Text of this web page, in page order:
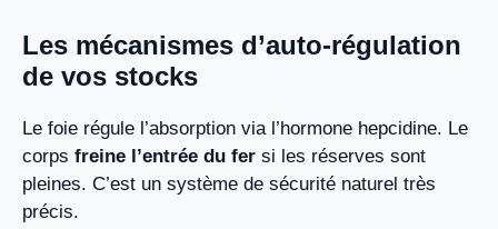
Les mécanismes d’auto-régulation
de vos stocks
Le foie régule l’absorption via l’hormone hepcidine. Le
corps freine l’entrée du fer si les réserves sont
pleines. C’est un système de sécurité naturel très
précis.